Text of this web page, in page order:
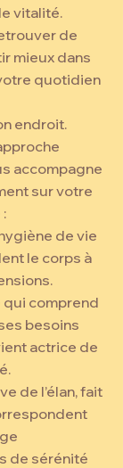
vitalité.
de
mieux dans
quotidien
endroit.
accompagne
sur votre
de vie
le corps à
qui comprend
besoins
actrice de
de l’élan, fait
de sérénité